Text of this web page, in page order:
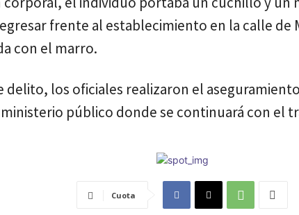
frente al establecimiento en la calle de
con el marro.
los oficiales realizaron el
ministerio público donde se continuará con el
Cuota